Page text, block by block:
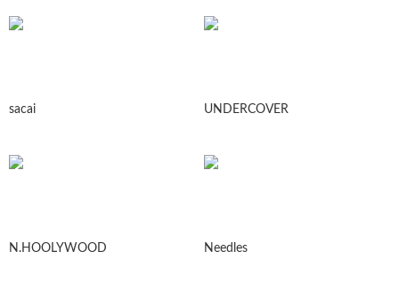
sacai UNDERCOVER
N.HOOLYWOOD Needles